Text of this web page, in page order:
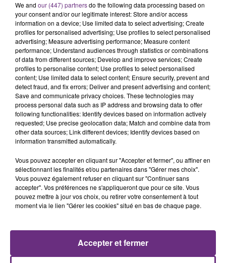
LA CENTRALE NUCLÉAIRE DE CHOOZ
TOUJOURS À L'ARRÊT
Cela fait déjà une semaine que la centrale
nucléaire ardennaise est à l'arrêt. Une situation
justifiée par la sécheresse intense qui est toujours
présente.
SES PORTES
C'était l'une des institutions du centre-ville
rémois. Le magasin JouéClub est contraint de
fermer ses portes.
TITRES DIFFUSÉS
16h07
16h07
We and our (447) partnersdo the following data processing based on
your consent and/or our legitimate interest: Store and/or access
information on a device; Use limited data to select advertising; Create
profiles for personalised advertising; Use profiles to select personalised
advertising; Measure advertising performance; Measure content
performance; Understand audiences through statistics or combinations
of data from different sources; Develop and improve services; Create
profiles to personalise content; Use profiles to select personalised
content; Use limited data to select content; Ensure security, prevent and
detect fraud, and fix errors; Deliver and present advertising and content;
Save and communicate privacy choices. These technologies may
process personal data such as IP address and browsing data to offer
following functionalities: Identify devices based on information actively
requested; Use precise geolocation data; Match and combine data from
other data sources; Link different devices; Identify devices based on
information transmitted automatically.
Vous pouvez accepter en cliquant sur "Accepter et fermer", ou affiner en
sélectionnant les finalités et/ou partenaires dans "Gérer mes choix".
Vous pouvez également refuser en cliquant sur "Continuer sans
accepter". Vos préférences ne s'appliqueront que pour ce site. Vous
pouvez mettre à jour vos choix, ou retirer votre consentement à tout
moment via le lien "Gérer les cookies" situé en bas de chaque page.
Accepter et fermer